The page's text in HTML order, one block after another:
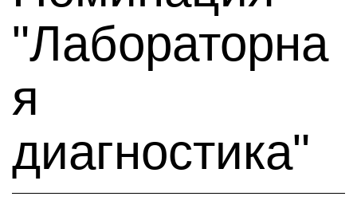
"Лабораторна
я
диагностика"